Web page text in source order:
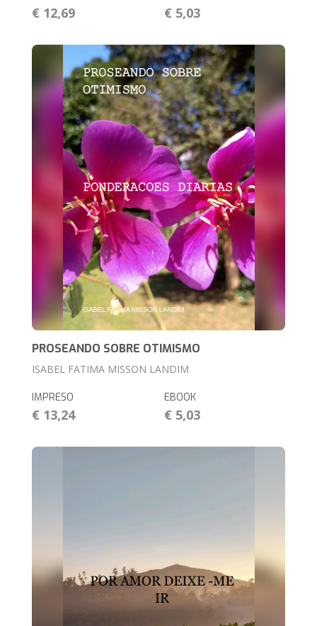
€ 12,69 € 5,03
PROSEANDO SOBRE OTIMISMO
ISABEL FATIMA MISSON LANDIM
IMPRESO
€ 13,24
EBOOK
€ 5,03